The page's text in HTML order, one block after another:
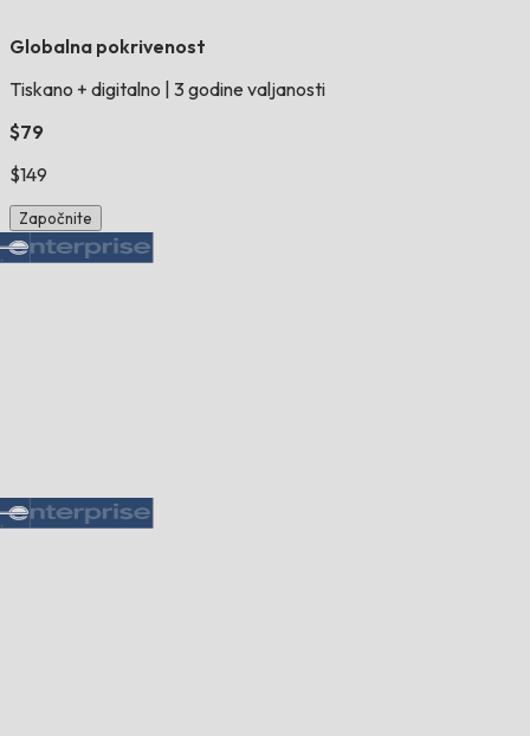
Globalna pokrivenost
Tiskano + digitalno 3 godine valjanosti
$79
$149
Započnite